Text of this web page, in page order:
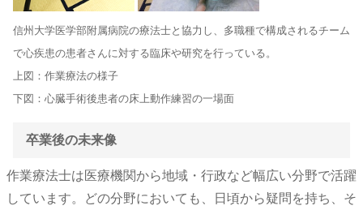
信州大学医学部附属病院の療法士と協力し、多職種で構成されるチーム
で心疾患の患者さんに対する臨床や研究を行っている。
上図：作業療法の様子
下図：心臓手術後患者の床上動作練習の一場面
卒業後の未来像
作業療法士は医療機関から地域・行政など幅広い分野で活躍
しています。どの分野においても、日頃から疑問を持ち、そ